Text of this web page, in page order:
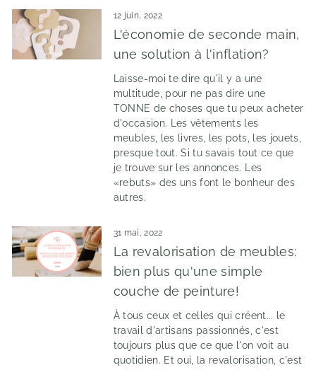
12 juin, 2022
L'économie de seconde main,
une solution à l'inflation?
Laisse-moi te dire qu'il y a une
multitude, pour ne pas dire une
TONNE de choses que tu peux acheter
d'occasion. Les vêtements les
meubles, les livres, les pots, les jouets,
presque tout. Si tu savais tout ce que
je trouve sur les annonces. Les
«rebuts» des uns font le bonheur des
autres.
31 mai, 2022
La revalorisation de meubles:
bien plus qu'une simple
couche de peinture!
À tous ceux et celles qui créent... le
travail d'artisans passionnés, c'est
toujours plus que ce que l'on voit au
quotidien. Et oui, la revalorisation, c'est